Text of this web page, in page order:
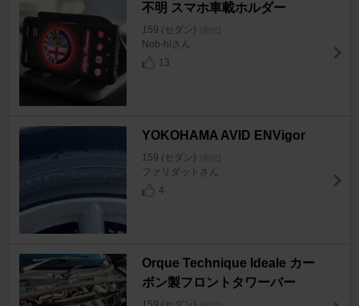
不明 スマホ車載ホルダー
159 (セダン) [初代]
Nob-hiさん
13
YOKOHAMA AVID ENVigor
159 (セダン) [初代]
ファリダットさん
4
Orque Technique Ideale カー
ボン製フロントタワーバー